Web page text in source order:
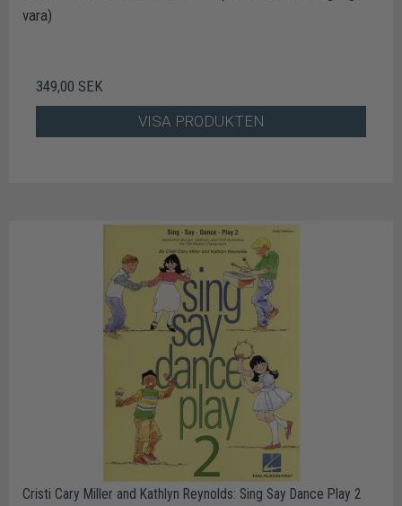
vara)
349,00 SEK
VISA PRODUKTEN
Cristi Cary Miller and Kathlyn Reynolds: Sing Say Dance Play 2